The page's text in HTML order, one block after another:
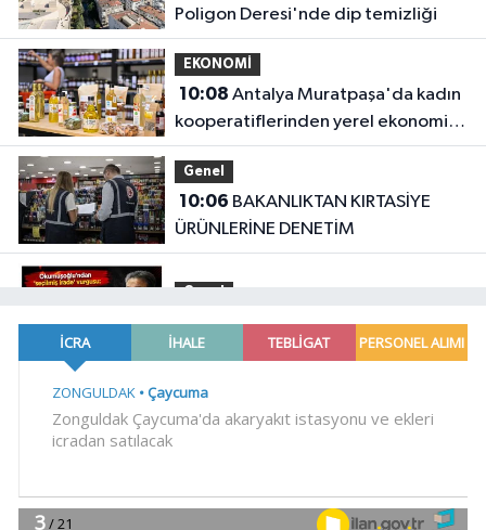
Poligon Deresi'nde dip temizliği
EKONOMİ
10:08
kooperatiflerinden yerel ekonomiye
katkı
Genel
10:06
ÜRÜNLERİNE DENETİM
Genel
10:04.
10:03Meclis'te kritik gün!